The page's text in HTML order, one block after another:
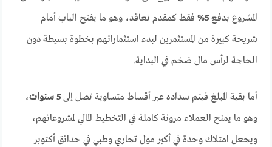
المشروع بدفع5%
فقط كمقدم تعاقد، وهو ما يفتح الباب أمام
شريحة كبيرة من المستثمرين لبدء استثماراتهم بخطوة بسيطة دون
الحاجة لرأس مال ضخم في البداية.
أما بقية المبلغ فيتم سداده عبر أقساط متساوية تصل إلى5 سنوات
،
وهو ما يمنح العملاء مرونة كاملة في التخطيط المالي لمشروعاتهم،
ويجعل امتلاك وحدة في أكبر مول تجاري وطبي في حدائق أكتوبر